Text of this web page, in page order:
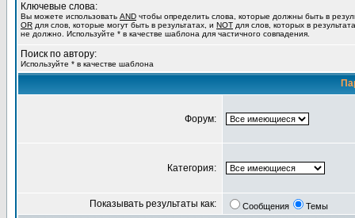
Ключевые слова:
Вы можете использовать AND чтобы определить слова, которые должны быть в
OR для слов, которые могут быть в результатах, и NOT для слов, которых в
не должно. Используйте * в качестве шаблона для частичного совпадения.
Поиск по автору:
Используйте * в качестве шаблона
Форум:
Категория:
Показывать результаты как: Сообщения Темы